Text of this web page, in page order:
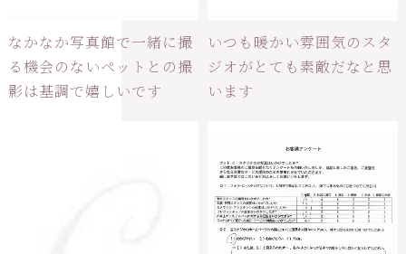
なかなか写真館で一緒に撮
る機会のないペットとの撮
影は基調で嬉しいです
いつも暖かい雰囲気のスタ
ジオがとても素敵だなと思
います